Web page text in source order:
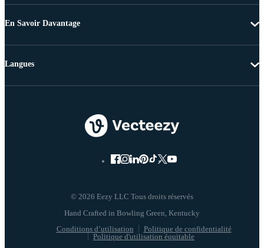
En Savoir Davantage
© 2026 Eezy LLC Tous droits réservés
Conditions d’utilisation
Politique de confidentialité
Politique d'utilisation équitable
Langues